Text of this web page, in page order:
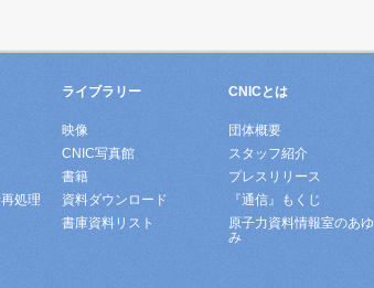
処理
ライブラリー
映像
CNIC写真館
書籍
資料ダウンロード
書庫資料リスト
CNICとは
団体概要
スタッフ紹介
プレスリリース
『通信』もくじ
原子力資料情報室のあゆ
み